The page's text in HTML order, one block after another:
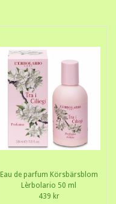
Eau de parfum Körsbärsblom
Lèrbolario 50 ml
439 kr